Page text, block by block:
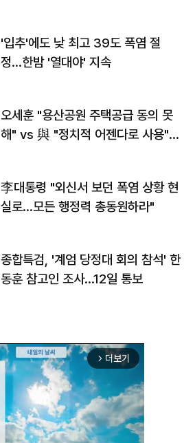
'입추'에도 낮 최고 39도 폭염 절
정…한밤 '열대야' 지속
오세훈 "용산공원 주택공급 동의 못
해" vs 與 "정치적 어젠다로 사용"
李대통령 "외신서 보던 폭염 상황 현
실로…모든 행정력 총동원하라"
종합특검, '계엄 당정대 회의 참석' 한
동훈 참고인 조사...12일 통보
arrow_forward_ios 더보기